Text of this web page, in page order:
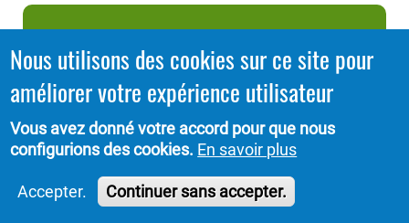
S Papotages N°10
Nous utilisons des cookies sur ce site pour
améliorer votre expérience utilisateur
Vous avez donné votre accord pour que nous
configurions des cookies. En savoir plus
Accepter. Continuer sans accepter.